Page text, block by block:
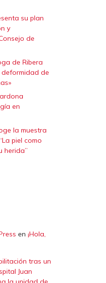
su plan
y
de
de Ribera
deformidad de
en
la muestra
piel como
herida”
en ¡Hola,
tras un
Juan